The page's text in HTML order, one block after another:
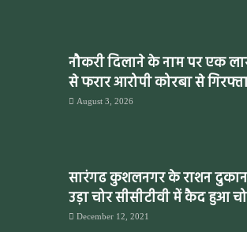
नौकरी दिलाने के नाम पर एक
से फरार आरोपी कोरबा से
August 3, 2026
सारंगढ कुशलनगर के राशन
उड़ा चोर सीसीटीवी में कैद हुआ
December 12, 2021